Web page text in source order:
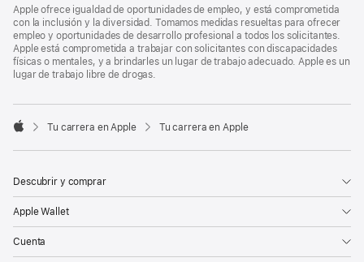
Footer
Apple ofrece igualdad de oportunidades de empleo, y está comprometida
con la inclusión y la diversidad. Tomamos medidas resueltas para ofrecer
empleo y oportunidades de desarrollo profesional a todos los solicitantes.
Apple está comprometida a trabajar con solicitantes con discapacidades
físicas o mentales, y a brindarles un lugar de trabajo adecuado. Apple es un
lugar de trabajo libre de drogas.

Tu carrera en Apple Tu carrera en Apple
Descubrir y comprar
Apple Wallet
Cuenta